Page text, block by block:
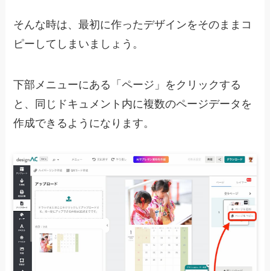
そんな時は、最初に作ったデザインをそのままコ
ピーしてしまいましょう。
下部メニューにある「ページ」をクリックする
と、同じドキュメント内に複数のページデータを
作成できるようになります。